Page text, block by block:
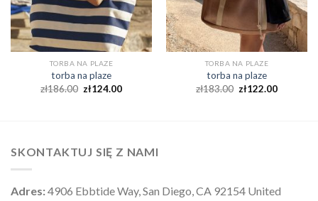
TORBA NA PLAZE
torba na plaze
zł186.00 zł124.00
TORBA NA PLAZE
torba na plaze
zł183.00 zł122.00
SKONTAKTUJ SIĘ Z NAMI
Adres:4906 Ebbtide Way, San Diego, CA 92154 United